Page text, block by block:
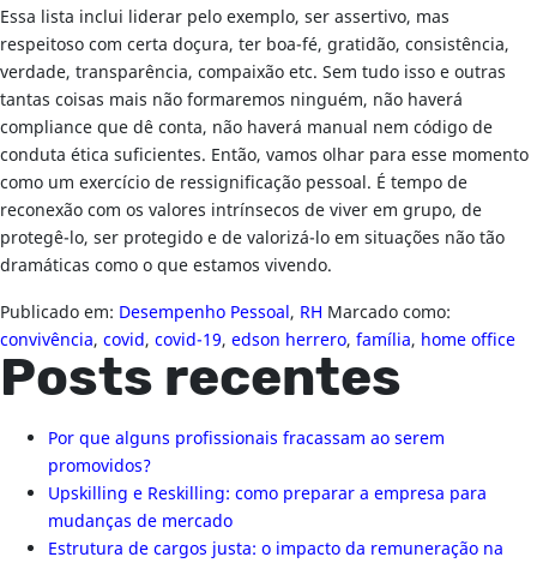
Essa lista inclui liderar pelo exemplo, ser assertivo, mas
respeitoso com certa doçura, ter boa-fé, gratidão, consistência,
verdade, transparência, compaixão etc. Sem tudo isso e outras
tantas coisas mais não formaremos ninguém, não haverá
compliance que dê conta, não haverá manual nem código de
conduta ética suficientes. Então, vamos olhar para esse momento
como um exercício de ressignificação pessoal. É tempo de
reconexão com os valores intrínsecos de viver em grupo, de
protegê-lo, ser protegido e de valorizá-lo em situações não tão
dramáticas como o que estamos vivendo.
Publicado em: Desempenho Pessoal, RH Marcado como:
convivência, covid, covid-19, edson herrero, família, home office
Posts recentes
Por que alguns profissionais fracassam ao serem
promovidos?
Upskilling e Reskilling: como preparar a empresa para
mudanças de mercado
Estrutura de cargos justa: o impacto da remuneração na